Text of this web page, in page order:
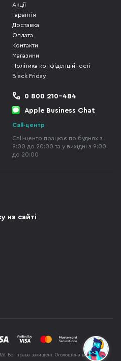
Акції
Гарантія
Доставка
Оплата
Контакти
Магазини
Політика конфіденційності
Black Friday
0 800 210-484
Apple Business Chat
Call-центр
Call-центр працює по буднях з
9:00 до 20:00 та у вихідні з 9:00
до 20:00
на сайті
Всі права захищені. Оголошена вартість